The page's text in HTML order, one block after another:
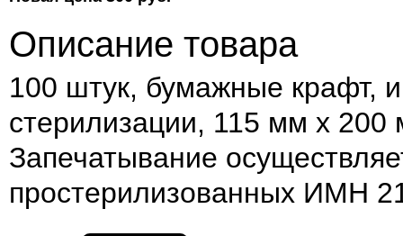
Описание товара
100 штук, бумажные крафт,
стерилизации, 115 мм х
Запечатывание
простерилизованных ИМН